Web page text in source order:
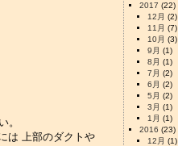
。
は 上部のダクトや
2017 (22)
12月 (2)
11月 (7)
10月 (3)
9月 (1)
8月 (1)
7月 (2)
6月 (2)
5月 (2)
3月 (1)
1月 (1)
2016 (23)
12月 (1)